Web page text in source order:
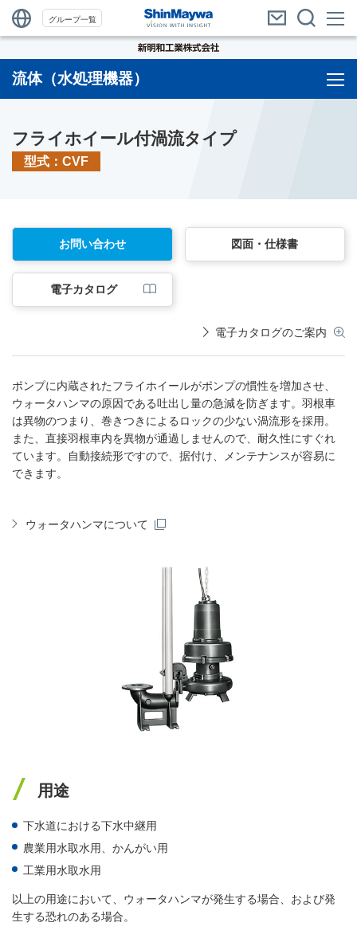
グループ一覧
流体（水処理機器）
フライホイール付渦流タイプ
型式：CVF
お問い合わせ 図面・仕様書
電子カタログ
電子カタログのご案内
ポンプに内蔵されたフライホイールがポンプの慣性を増加させ、
ウォータハンマの原因である吐出し量の急減を防ぎます。羽根車
は異物のつまり、巻きつきによるロックの少ない渦流形を採用。
また、直接羽根車内を異物が通過しませんので、耐久性にすぐれ
ています。自動接続形ですので、据付け、メンテナンスが容易に
できます。
ウォータハンマについて
用途
下水道における下水中継用
農業用水取水用、かんがい用
工業用水取水用
以上の用途において、ウォータハンマが発生する場合、および発
生する恐れのある場合。